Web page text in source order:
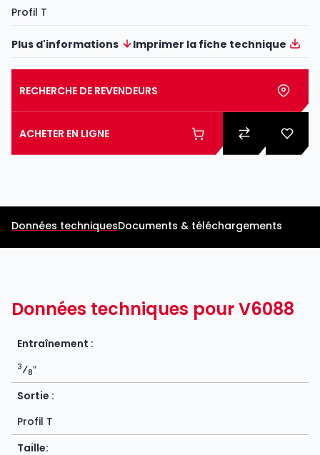
Profil T
Plus d'informations Imprimer la fiche technique
RECHERCHE DE REVENDEURS
ACHETER EN LIGNE
Données techniquesDocuments & téléchargements
Données techniques pour V6088
Entraînement :
3⁄8″
Sortie :
Profil T
Taille: